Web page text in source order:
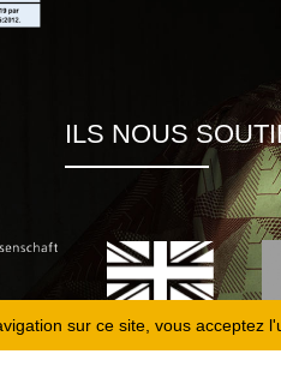
sur ce site, vous acceptez
ILS NOUS